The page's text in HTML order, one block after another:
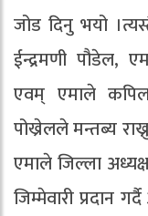
जोड दिनु भयो
ईन्द्रमणी पौडेल,
एवम् एमाले
पोख्रेलले मन्तब्य
एमाले जिल्ला
जिम्मेवारी प्रदान